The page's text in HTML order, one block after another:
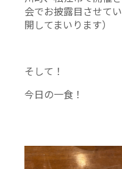
会でお披露目させて
開してまいります）
そして！
今日の一食！